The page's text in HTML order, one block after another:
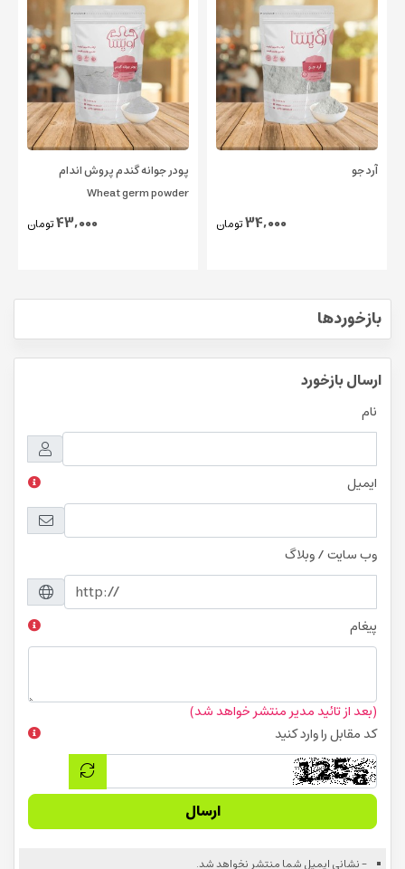
آرد جو
34,000تومان
پودر جوانه گندم پروش اندام
Wheat germ powder
43,000تومان
بازخوردها
ارسال بازخورد
نام
ایمیل
وب سایت / وبلاگ
پیغام
(بعد از تائید مدیر منتشر خواهد شد)
کد مقابل را وارد کنید
ارسال
- نشانی ایمیل شما منتشر نخواهد شد.